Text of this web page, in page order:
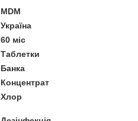
MDM
Україна
60 міс
Таблетки
Банка
Концентрат
Хлор